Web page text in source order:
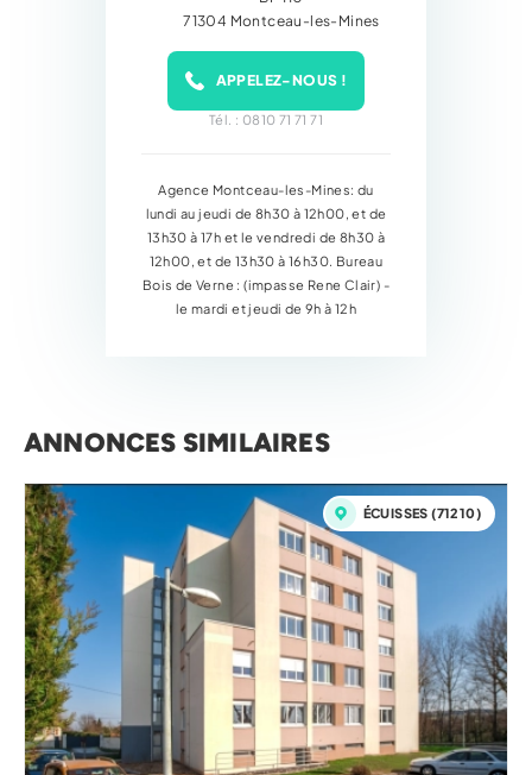
71304 Montceau-les-Mines
APPELEZ-NOUS !
Tél. : 0810 71 71 71
Agence Montceau-les-Mines: du
lundi au jeudi de 8h30 à 12h00, et de
13h30 à 17h et le vendredi de 8h30 à
12h00, et de 13h30 à 16h30. Bureau
Bois de Verne : (impasse Rene Clair) -
le mardi et jeudi de 9h à 12h
ANNONCES SIMILAIRES
ÉCUISSES (71210)